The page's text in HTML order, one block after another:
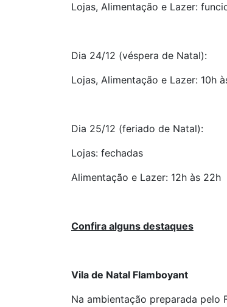
Lojas, Alimentação e Lazer:
Dia 24/12 (véspera de Natal):
Lojas, Alimentação e Lazer: 10h
Dia 25/12 (feriado de Natal):
Lojas: fechadas
Alimentação e Lazer: 12h às 22h
Confira alguns destaques
Vila de Natal Flamboyant
Na ambientação preparada pelo